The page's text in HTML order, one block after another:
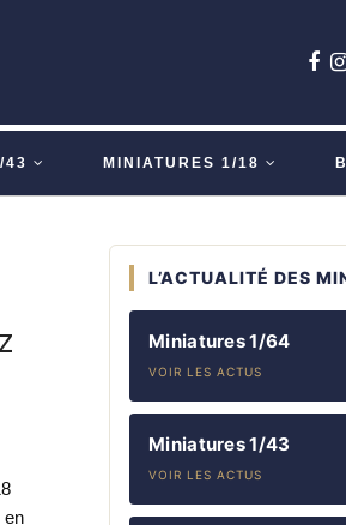
43 MINIATURES 1/18
en
L’ACTUALITÉ DES
Miniatures 1/64
VOIR LES ACTUS
Miniatures 1/43
VOIR LES ACTUS